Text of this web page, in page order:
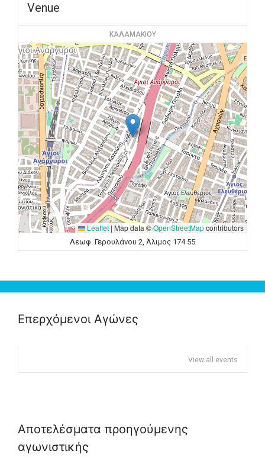
Venue
ΚΑΛΑΜΑΚΙΟΥ
Leaflet | Map data ©OpenStreetMapcontributors
Λεωφ. Γερουλάνου 2, Άλιμος 174 55
Επερχόμενοι Αγώνες
View all events
Αποτελέσματα προηγούμενης
αγωνιστικής